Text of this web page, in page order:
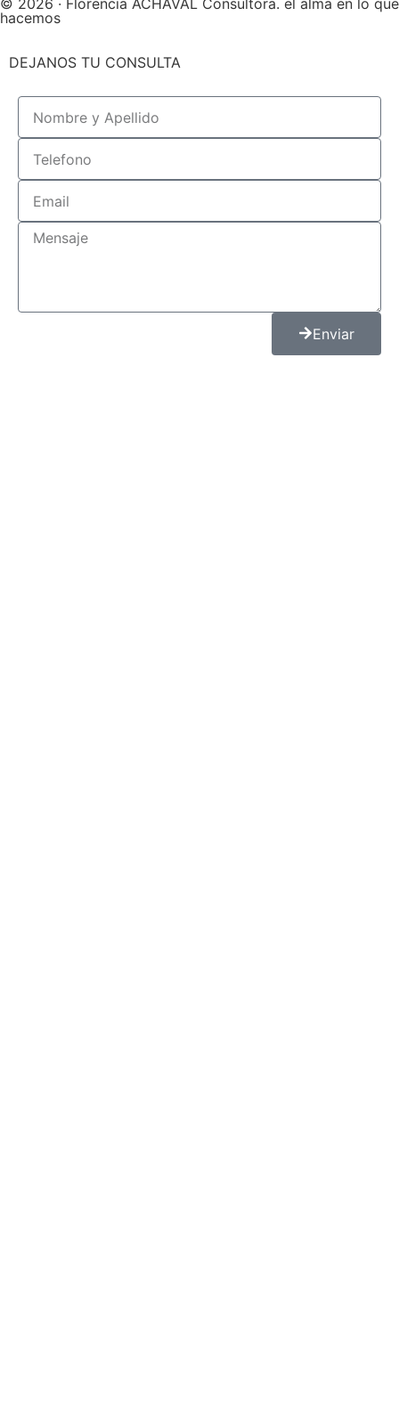
© 2026 · Florencia ACHÁVAL Consultora. el alma en lo que
hacemos
DEJANOS TU CONSULTA
Enviar